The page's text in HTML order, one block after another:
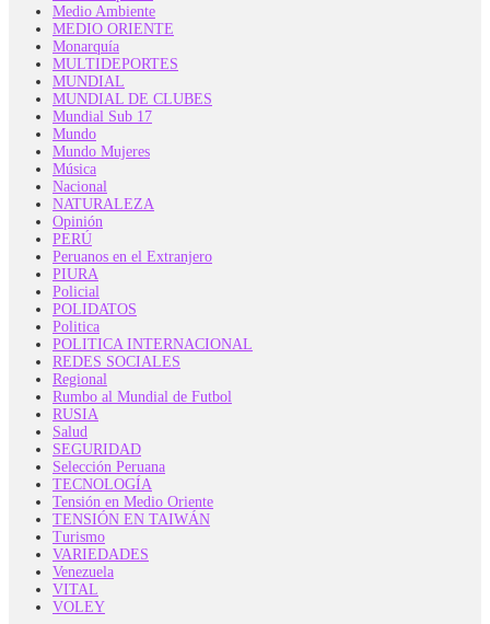
Medio Ambiente
MEDIO ORIENTE
Monarquía
MULTIDEPORTES
MUNDIAL
MUNDIAL DE CLUBES
Mundial Sub 17
Mundo
Mundo Mujeres
Música
Nacional
NATURALEZA
Opinión
PERÚ
Peruanos en el Extranjero
PIURA
Policial
POLIDATOS
Politica
POLITICA INTERNACIONAL
REDES SOCIALES
Regional
Rumbo al Mundial de Futbol
RUSIA
Salud
SEGURIDAD
Selección Peruana
TECNOLOGÍA
Tensión en Medio Oriente
TENSIÓN EN TAIWÁN
Turismo
VARIEDADES
Venezuela
VITAL
VOLEY